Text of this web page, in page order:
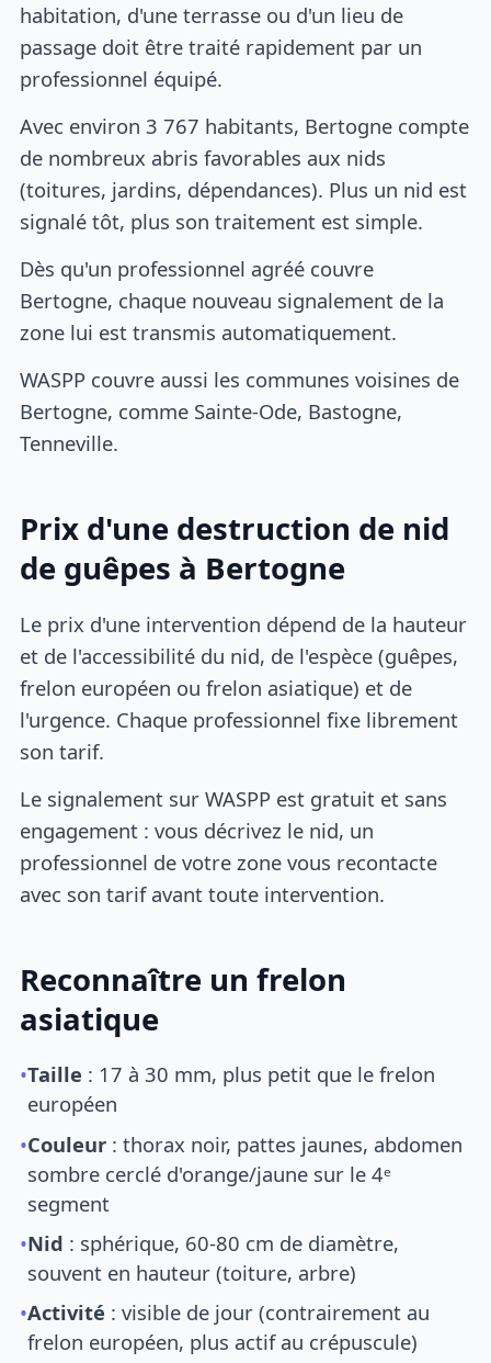
habitation, d'une terrasse ou d'un lieu de
passage doit être traité rapidement par un
professionnel équipé.
Avec environ 3 767 habitants, Bertogne compte
de nombreux abris favorables aux nids
(toitures, jardins, dépendances). Plus un nid est
signalé tôt, plus son traitement est simple.
Dès qu'un professionnel agréé couvre
Bertogne, chaque nouveau signalement de la
zone lui est transmis automatiquement.
WASPP couvre aussi les communes voisines de
Bertogne, comme Sainte-Ode, Bastogne,
Tenneville.
Prix d'une destruction de nid
de guêpes à Bertogne
Le prix d'une intervention dépend de la hauteur
et de l'accessibilité du nid, de l'espèce (guêpes,
frelon européen ou frelon asiatique) et de
l'urgence. Chaque professionnel fixe librement
son tarif.
Le signalement sur WASPP est gratuit et sans
engagement : vous décrivez le nid, un
professionnel de votre zone vous recontacte
avec son tarif avant toute intervention.
Reconnaître un frelon
asiatique
•Taille : 17 à 30 mm, plus petit que le frelon
européen
•Couleur : thorax noir, pattes jaunes, abdomen
sombre cerclé d'orange/jaune sur le 4ᵉ
segment
•Nid : sphérique, 60-80 cm de diamètre,
souvent en hauteur (toiture, arbre)
•Activité : visible de jour (contrairement au
frelon européen, plus actif au crépuscule)